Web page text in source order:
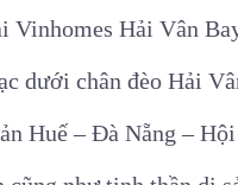
Vinhomes Hải Vân
dưới chân đèo Hải
Huế – Đà Nẵng –